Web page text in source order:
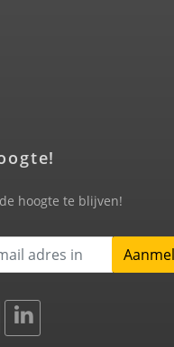
hoogte te blijven!